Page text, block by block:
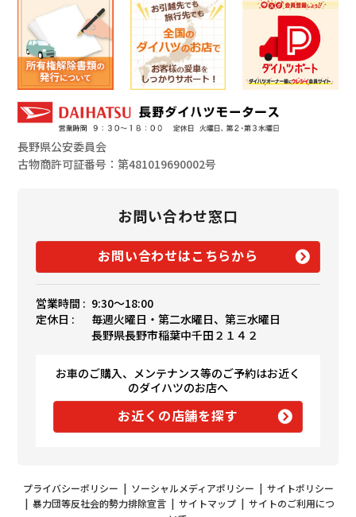
長野県公安委員会
古物商許可証番号：第481019690002号
お問い合わせ窓口
お問い合わせはこちらから
営業時間 : 9:30〜18:00
定休日 :
毎週火曜日・第二水曜日、第三水曜日
長野県長野市稲葉中千田２１４２
お車のご購入、メンテナンス等のご予約はお近く
のダイハツのお店へ
お近くの店舗を探す
プライバシーポリシー | ソーシャルメディアポリシー | サイトポリシー
| 暴力団等反社会的勢力排除宣言| サイトマップ| サイトのご利用につ